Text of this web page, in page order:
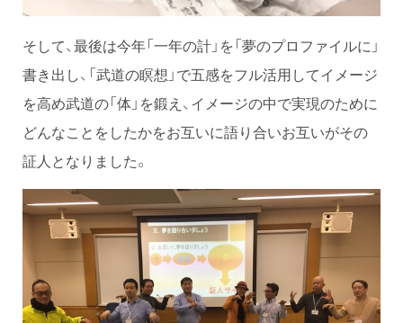
そして、最後は今年「一年の計」を「夢のプロファイルに」
書き出し、「武道の瞑想」で五感をフル活用してイメージ
を高め武道の「体」を鍛え、イメージの中で実現のために
どんなことをしたかをお互いに語り合いお互いがその
証人となりました。